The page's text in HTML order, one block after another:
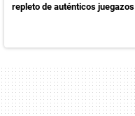
repleto de auténticos juegazos